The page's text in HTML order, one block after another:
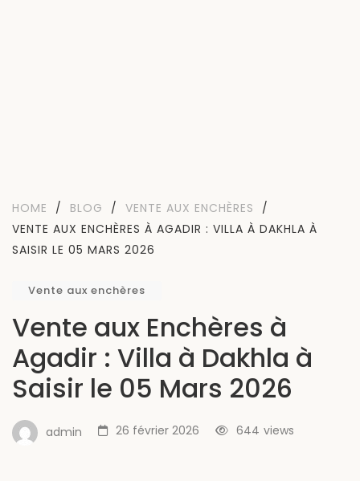
HOME / BLOG / VENTE AUX ENCHÈRES
/
VENTE AUX ENCHÈRES À AGADIR : VILLA À DAKHLA À
SAISIR LE 05 MARS 2026
Vente aux enchères
Vente aux Enchères à
Agadir : Villa à Dakhla à
Saisir le 05 Mars 2026
admin 26 février 2026 views
644